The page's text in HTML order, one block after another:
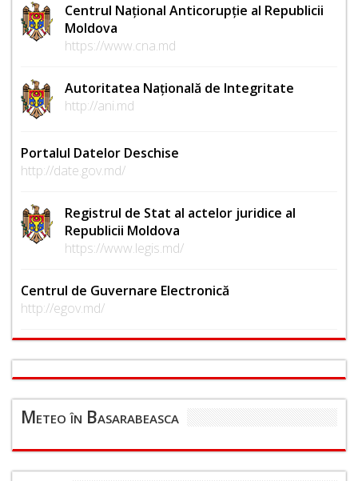
Centrul Național Anticorupție al Republicii
Moldova
https://www.cna.md
Autoritatea Națională de Integritate
http://ani.md
Portalul Datelor Deschise
http://date.gov.md/
Registrul de Stat al actelor juridice al
Republicii Moldova
https://www.legis.md/
Centrul de Guvernare Electronică
http://egov.md/
Meteo în Basarabeasca